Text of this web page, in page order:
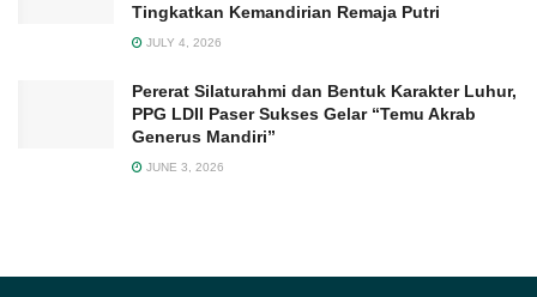
Tingkatkan Kemandirian Remaja Putri
JULY 4, 2026
Pererat Silaturahmi dan Bentuk Karakter Luhur,
PPG LDII Paser Sukses Gelar “Temu Akrab
Generus Mandiri”
JUNE 3, 2026